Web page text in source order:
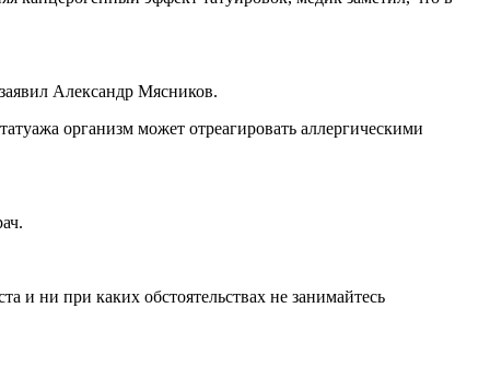
Александр Мясников.
организм может отреагировать аллергическими
и ни при каких обстоятельствах не занимайтесь